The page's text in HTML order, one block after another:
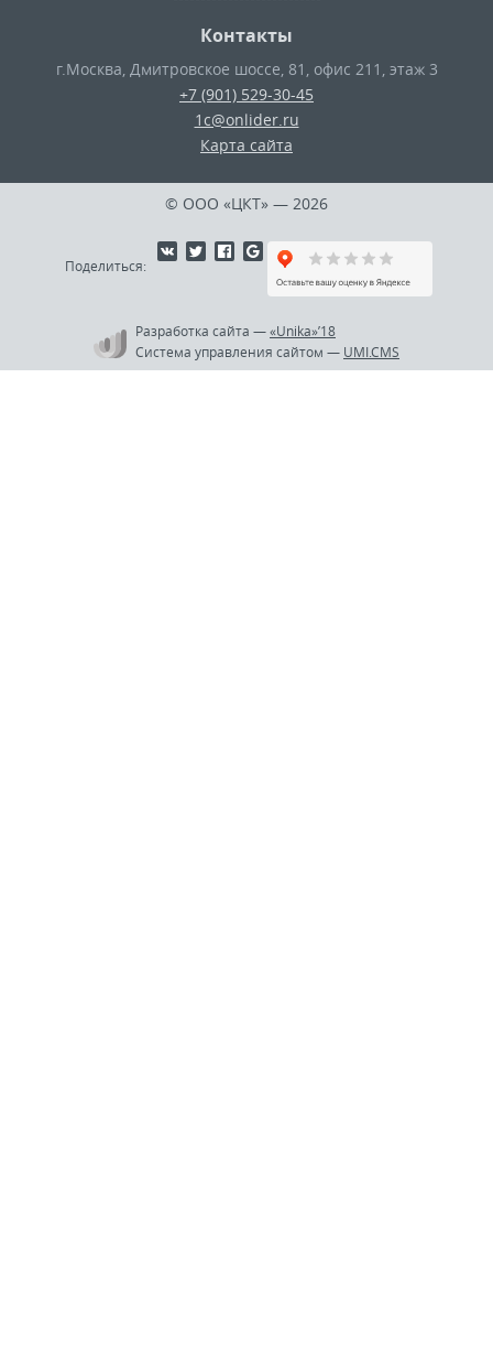
Контакты
г.Москва Дмитровское шоссе, 81, офис 211, этаж 3
+7 (901) 529-30-45
1c@onlider.ru
Карта сайта
© ООО «ЦКТ» — 2026
Поделиться:
Разработка сайта —«Unika»’18
Система управления сайтом — UMI.CMS